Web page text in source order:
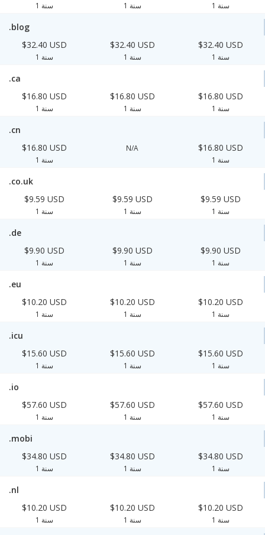
1 سنة 1 سنة 1 سنة
.blog
$32.40 USD
1 سنة
$32.40 USD
1 سنة
$32.40 USD
1 سنة
.ca
$16.80 USD
1 سنة
$16.80 USD
1 سنة
$16.80 USD
1 سنة
.cn
$16.80 USD
1 سنة
N/A $16.80 USD
1 سنة
.co.uk
$9.59 USD
1 سنة
$9.59 USD
1 سنة
$9.59 USD
1 سنة
.de
$9.90 USD
1 سنة
$9.90 USD
1 سنة
$9.90 USD
1 سنة
.eu
$10.20 USD
1 سنة
$10.20 USD
1 سنة
$10.20 USD
1 سنة
.icu
$15.60 USD
1 سنة
$15.60 USD
1 سنة
$15.60 USD
1 سنة
.io
$57.60 USD
1 سنة
$57.60 USD
1 سنة
$57.60 USD
1 سنة
.mobi
$34.80 USD
1 سنة
$34.80 USD
1 سنة
$34.80 USD
1 سنة
.nl
$10.20 USD
1 سنة
$10.20 USD
1 سنة
$10.20 USD
1 سنة